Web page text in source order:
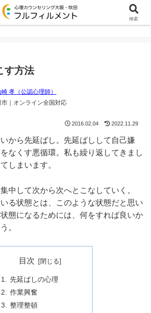
セリング TOP コラム
やる気を起
す方法
崎 孝（公認心理師）
市｜オンライン全国対応
2016.02.04 2022.11.29
いから先延ばし。先延ばしして自己嫌
なくす悪循環。私も繰り返してきまし
しまいます。
中して次から次へとこなしていく。
いる状態とは、このような状態だと思い
態になるためには、何をすれば良いか
。
目次
先延ばしの心理
作業興奮
整理整頓
検索